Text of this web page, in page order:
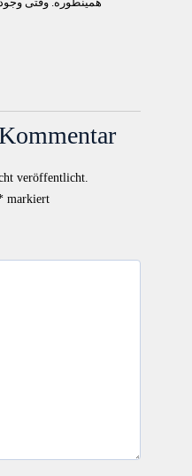
همینطوره. وقتی
veröffentlicht.
markiert